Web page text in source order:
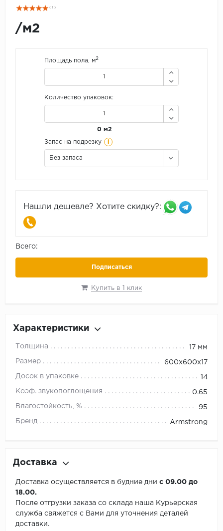
( 1 )
/м2
Площадь пола, м2
Количество упаковок:
0 м2
Запас на подрезку i
Без запаса
Нашли дешевле? Хотите скидку?:
Всего:
Подписаться
Купить в 1 клик
Характеристики
Толщина 17 мм
Размер 600х600х17
Досок в упаковке 14
Коэф. звукопоглощения 0.65
Влагостойкость, % 95
Бренд Armstrong
Доставка
Доставка осуществляется в будние дни с 09.00 до
18.00.
После отгрузки заказа со склада наша Курьерская
служба свяжется с Вами для уточнения деталей
доставки.